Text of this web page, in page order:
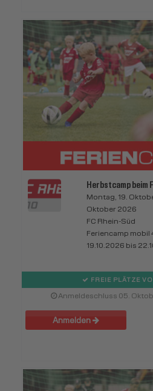
Herbstcamp beim
Montag, 19.
Oktober 2026
FC Rhein-Süd
Feriencamp mobil
19.10.2026 bis
FREIE PLÄTZE
Anmeldeschluss 05.
Anmelden